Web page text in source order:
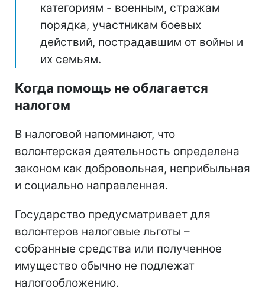
категориям - военным, стражам
порядка, участникам боевых
действий, пострадавшим от войны и
их семьям.
Когда помощь не облагается
налогом
В налоговой напоминают, что
волонтерская деятельность определена
законом как добровольная, неприбыльная
и социально направленная.
Государство предусматривает для
волонтеров налоговые льготы –
собранные средства или полученное
имущество обычно не подлежат
налогообложению.